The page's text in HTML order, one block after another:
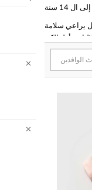
يراعي سلامة
مثل كتالوج
اسطنبول , لالالي . منذ